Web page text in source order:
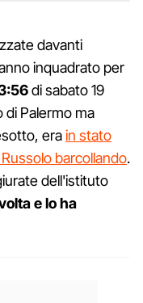
davanti
inquadrato per
di sabato 19
Palermo ma
erain stato
barcollando.
dell'istituto
e lo ha